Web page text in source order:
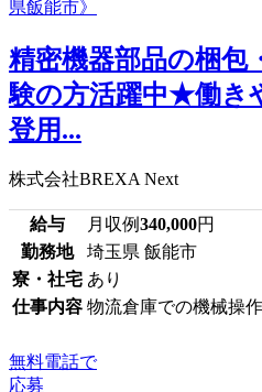
精密機器部品の梱包
験の方活躍中★働き
登用...
株式会社BREXA Next
給与 月収例340,000円
勤務地
埼玉県 飯能市
寮・社宅 あり
仕事内容 物流倉庫での機械操
無料電話で
応募